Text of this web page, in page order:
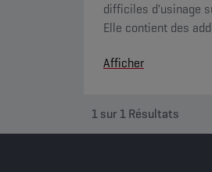
difficiles d'usinage
Elle contient des
Afficher
1sur1Résultats